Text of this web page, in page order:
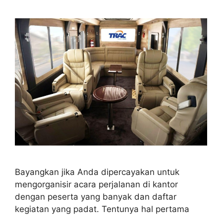
Bayangkan jika Anda dipercayakan untuk
mengorganisir acara perjalanan di kantor
dengan peserta yang banyak dan daftar
kegiatan yang padat. Tentunya hal pertama